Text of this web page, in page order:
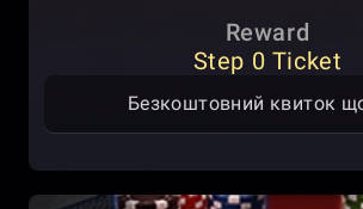
Reward
Step 0 Ticket
Безкоштовний квиток